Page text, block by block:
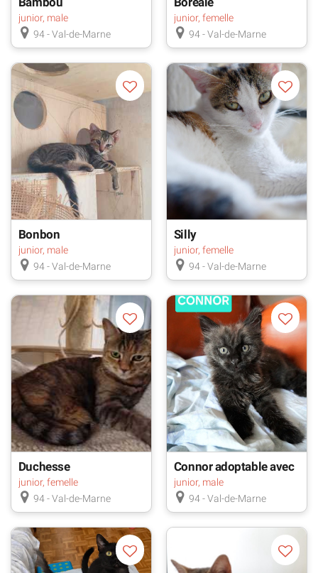
junior, male
94 - Val-de-Marne
junior, femelle
94 - Val-de-Marne
Bonbon
junior, male
94 - Val-de-Marne
Silly
junior, femelle
94 - Val-de-Marne
Duchesse
junior, femelle
94 - Val-de-Marne
Connor adoptable avec
un chat déj
junior, male
94 - Val-de-Marne